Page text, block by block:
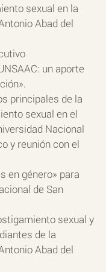
sexual en la
Abad del
un aporte
principales de la
sexual en el
Nacional
y reunión con el
en género» para
de San
sexual y
de la
Abad del